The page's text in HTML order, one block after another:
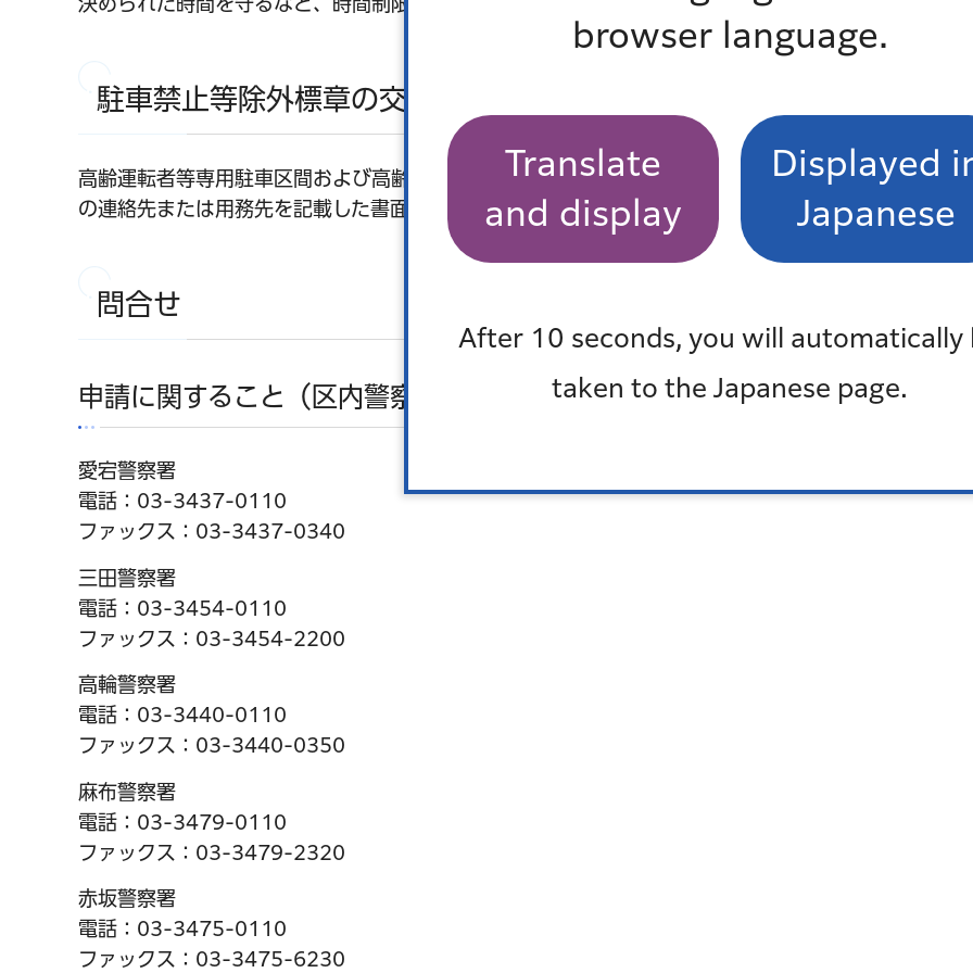
browser language.
Translate
and display
Displayed
Japanese
After 10 seconds, you will automatically
taken to the Japanese page.
駐車禁止等除外標章の交付を受けている人
高齢運転者等専用駐車区間および高齢運転者等専用時間制限駐車区間においても、駐車禁止等除外標章
の連絡先または用務先を記載した書面を提出すれば駐車することができます。
問合せ
申請に関すること（区内警察署）
愛宕警察署
電話：03-3437-0110
ファックス：03-3437-0340
三田警察署
電話：03-3454-0110
ファックス：03-3454-2200
高輪警察署
電話：03-3440-0110
ファックス：03-3440-0350
麻布警察署
電話：03-3479-0110
ファックス：03-3479-2320
赤坂警察署
電話：03-3475-0110
ファックス：03-3475-6230